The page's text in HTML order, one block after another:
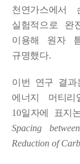
천연가스에
실험적으로 완
이용해 원자
규명했다.
이번 연구 결
에너지 머티리
10일자에 표지
Spacing
Reduction of